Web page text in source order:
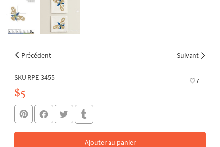
Précédent Suivant
SKU RPE-3455 7
$5
Ajouter au panier